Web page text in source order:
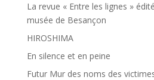
La revue « Entre les lignes »
musée de Besançon
HIROSHIMA
En silence et en peine
Futur Mur des noms des